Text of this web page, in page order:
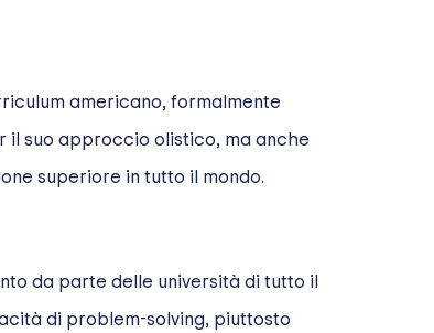
americano, formalmente
il suo approccio olistico, ma anche
superiore in tutto il mondo.
da parte delle università di tutto il
di problem-solving, piuttosto